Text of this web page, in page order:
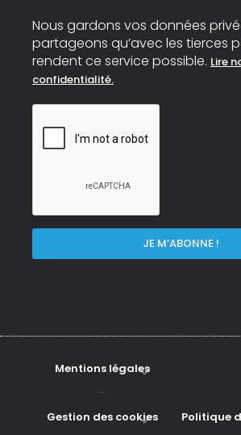
Nous gardons vos données
partageons qu’avec les tierces
rendent ce service possible. Lire
confidentialité.
Mentions légales
-
Gestion des cookies
Politique